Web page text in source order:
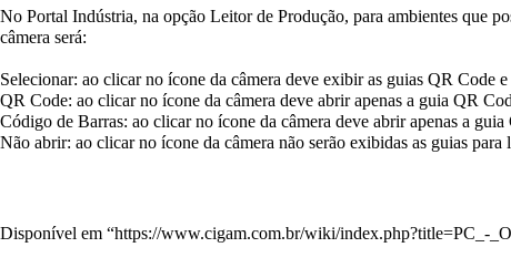
No Portal Indústria, na opção Leitor de Produção, para ambientes que
câmera será:
Selecionar: ao clicar no ícone da câmera deve exibir as guias QR Code
QR Code: ao clicar no ícone da câmera deve abrir apenas a guia QR
Código de Barras: ao clicar no ícone da câmera deve abrir apenas a
Não abrir: ao clicar no ícone da câmera não serão exibidas as guias
Disponível em “https://www.cigam.com.br/wiki/index.php?title=PC_-